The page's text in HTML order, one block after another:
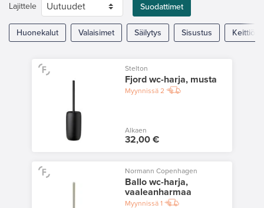
Lajittele Suodattimet
Huonekalut Valaisimet Säilytys Sisustus Keittiö
Stelton
Fjord wc-harja, musta
Myynnissä2
Alkaen
32,00 €
Normann Copenhagen
Ballo wc-harja,
vaaleanharmaa
Myynnissä1